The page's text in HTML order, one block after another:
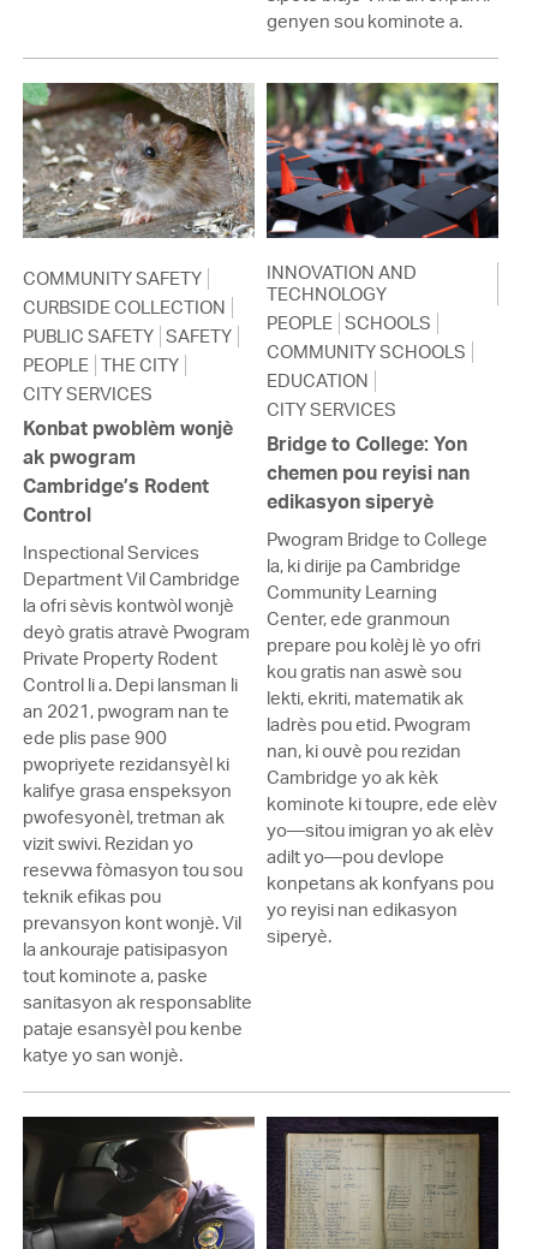
genyen sou kominote a.
COMMUNITY SAFETY
CURBSIDE COLLECTION
PUBLIC SAFETY SAFETY
PEOPLE THE CITY
CITY SERVICES
Konbat pwoblèm wonjè
ak pwogram
Cambridge’s Rodent
Control
Inspectional Services
Department Vil Cambridge
la ofri sèvis kontwòl wonjè
deyò gratis atravè Pwogram
Private Property Rodent
Control li a. Depi lansman li
an 2021, pwogram nan te
ede plis pase 900
pwopriyete rezidansyèl ki
kalifye grasa enspeksyon
pwofesyonèl, tretman ak
vizit swivi. Rezidan yo
resevwa fòmasyon tou sou
teknik efikas pou
prevansyon kont wonjè. Vil
la ankouraje patisipasyon
tout kominote a, paske
sanitasyon ak responsablite
pataje esansyèl pou kenbe
katye yo san wonjè.
INNOVATION AND
TECHNOLOGY
PEOPLE SCHOOLS
COMMUNITY SCHOOLS
EDUCATION
CITY SERVICES
Bridge to College: Yon
chemen pou reyisi nan
edikasyon siperyè
Pwogram Bridge to College
la, ki dirije pa Cambridge
Community Learning
Center, ede granmoun
prepare pou kolèj lè yo ofri
kou gratis nan aswè sou
lekti, ekriti, matematik ak
ladrès pou etid. Pwogram
nan, ki ouvè pou rezidan
Cambridge yo ak kèk
kominote ki toupre, ede elèv
yo—sitou imigran yo ak elèv
adilt yo—pou devlope
konpetans ak konfyans pou
yo reyisi nan edikasyon
siperyè.